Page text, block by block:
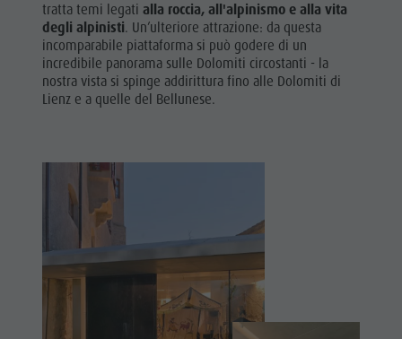
tratta temi legatialla roccia, all'alpinismo e alla vita
degli alpinisti. Un’ulteriore attrazione: da questa
incomparabile piattaforma si può godere di un
incredibile panorama sulle Dolomiti circostanti - la
nostra vista si spinge addirittura fino alle Dolomiti di
Lienz e a quelle del Bellunese.